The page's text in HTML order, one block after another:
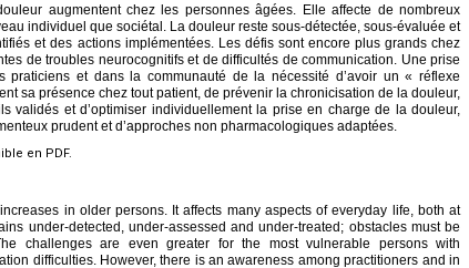
augmentent chez les personnes âgées. Elle affecte de nombreux
individuel que sociétal. La douleur reste sous-détectée, sous-évaluée et
et des actions implémentées. Les défis sont encore plus grands chez
de troubles neurocognitifs et de difficultés de communication. Une prise
praticiens et dans la communauté de la nécessité d’avoir un « réflexe
sa présence chez tout patient, de prévenir la chronicisation de la douleur,
validés et d’optimiser individuellement la prise en charge de la douleur,
prudent et d’approches non pharmacologiques adaptées.
en PDF.
in older persons. It affects many aspects of everyday life, both at
under-detected, under-assessed and under-treated; obstacles must be
challenges are even greater for the most vulnerable persons with
difficulties. However, there is an awareness among practitioners and in